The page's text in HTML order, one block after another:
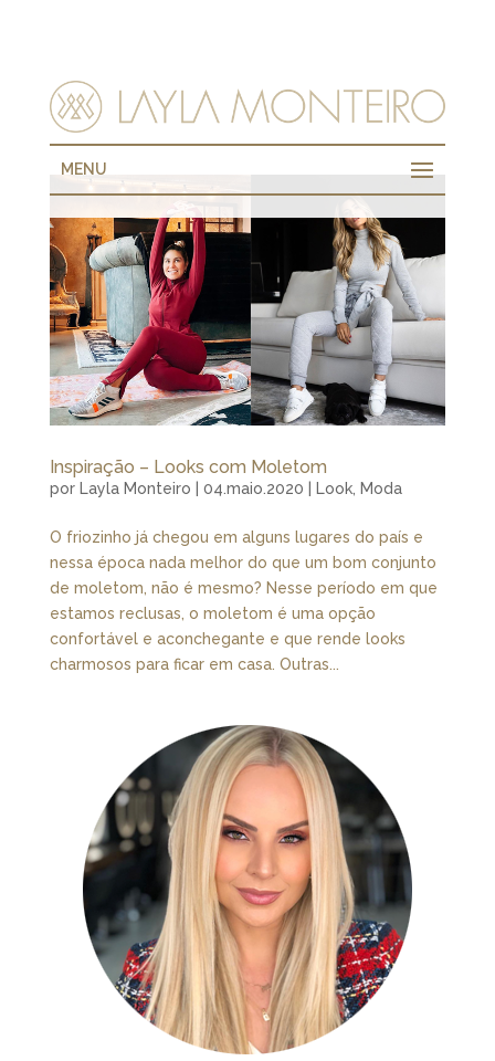
MENU
Inspiração – Looks com Moletom
por Layla Monteiro 04.maio.2020 Look, Moda
O friozinho já chegou em alguns lugares do país e
nessa época nada melhor do que um bom conjunto
de moletom, não é mesmo? Nesse período em que
estamos reclusas, o moletom é uma opção
confortável e aconchegante e que rende looks
charmosos para ficar em casa. Outras...